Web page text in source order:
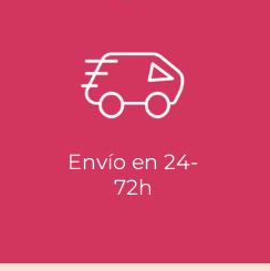
Envío en 24-
72h